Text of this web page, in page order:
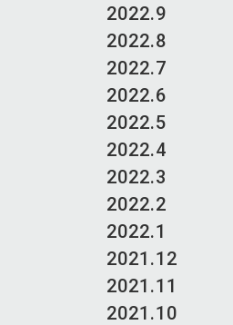
2022.9
2022.8
2022.7
2022.6
2022.5
2022.4
2022.3
2022.2
2022.1
2021.12
2021.11
2021.10